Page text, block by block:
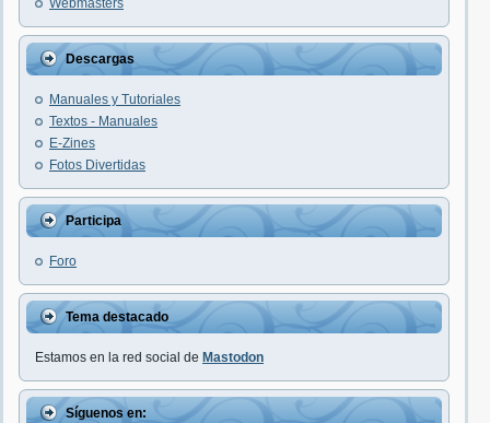
Webmasters
Descargas
Manuales y Tutoriales
Textos - Manuales
E-Zines
Fotos Divertidas
Participa
Foro
Tema destacado
Estamos en la red social de Mastodon
Síguenos en: